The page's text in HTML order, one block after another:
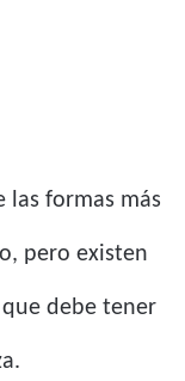
las formas más
pero existen
que debe tener